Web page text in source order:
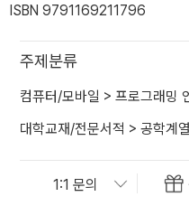
ISBN 9791169211796
주제분류
컴퓨터/모바일 > 프로그래밍
대학교재/전문서적 > 공학계열